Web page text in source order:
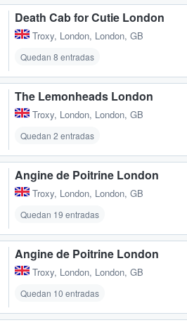
Death Cab for Cutie London
Troxy, London, London, GB
Quedan 8 entradas
The Lemonheads London
Troxy, London, London, GB
Quedan 2 entradas
Angine de Poitrine London
Troxy, London, London, GB
Quedan 19 entradas
Angine de Poitrine London
Troxy, London, London, GB
Quedan 10 entradas